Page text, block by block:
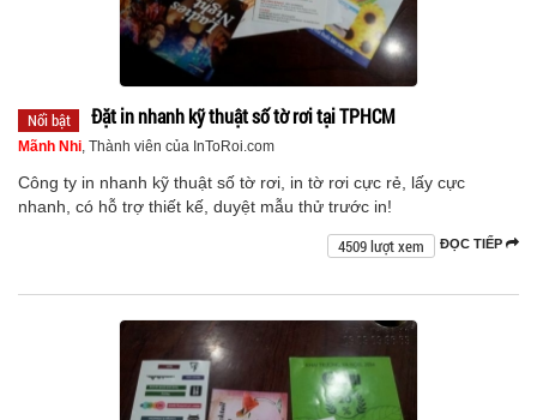
Nổi bật Đặt in nhanh kỹ thuật số tờ rơi tại TPHCM
Mãnh Nhi , Thành viên của InToRoi.com
Công ty in nhanh kỹ thuật số tờ rơi, in tờ rơi cực rẻ, lấy cực
nhanh, có hỗ trợ thiết kế, duyệt mẫu thử trước in!
ĐỌC TIẾP
4509 lượt xem